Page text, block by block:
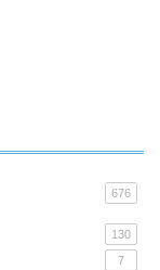
676
130
7